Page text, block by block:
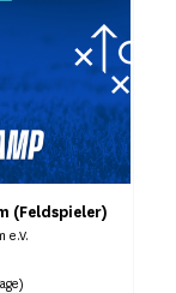
(Feldspieler)
e.V.